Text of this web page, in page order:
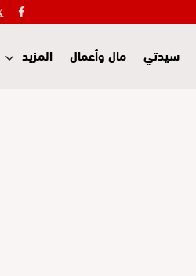
سيدتي مال وأعمال المزيد